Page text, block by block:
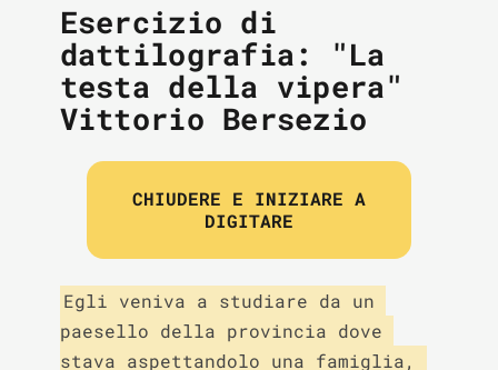
Esercizio di
dattilografia: "La
testa della vipera"
Vittorio Bersezio
CHIUDERE E INIZIARE A
DIGITARE
Egli veniva a studiare da un
paesello della provincia dove
stava aspettandolo una famiglia,